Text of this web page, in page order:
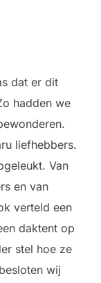
dat er dit
hadden we
liefhebbers.
Van
en van
verteld een
daktent op
stel hoe ze
wij